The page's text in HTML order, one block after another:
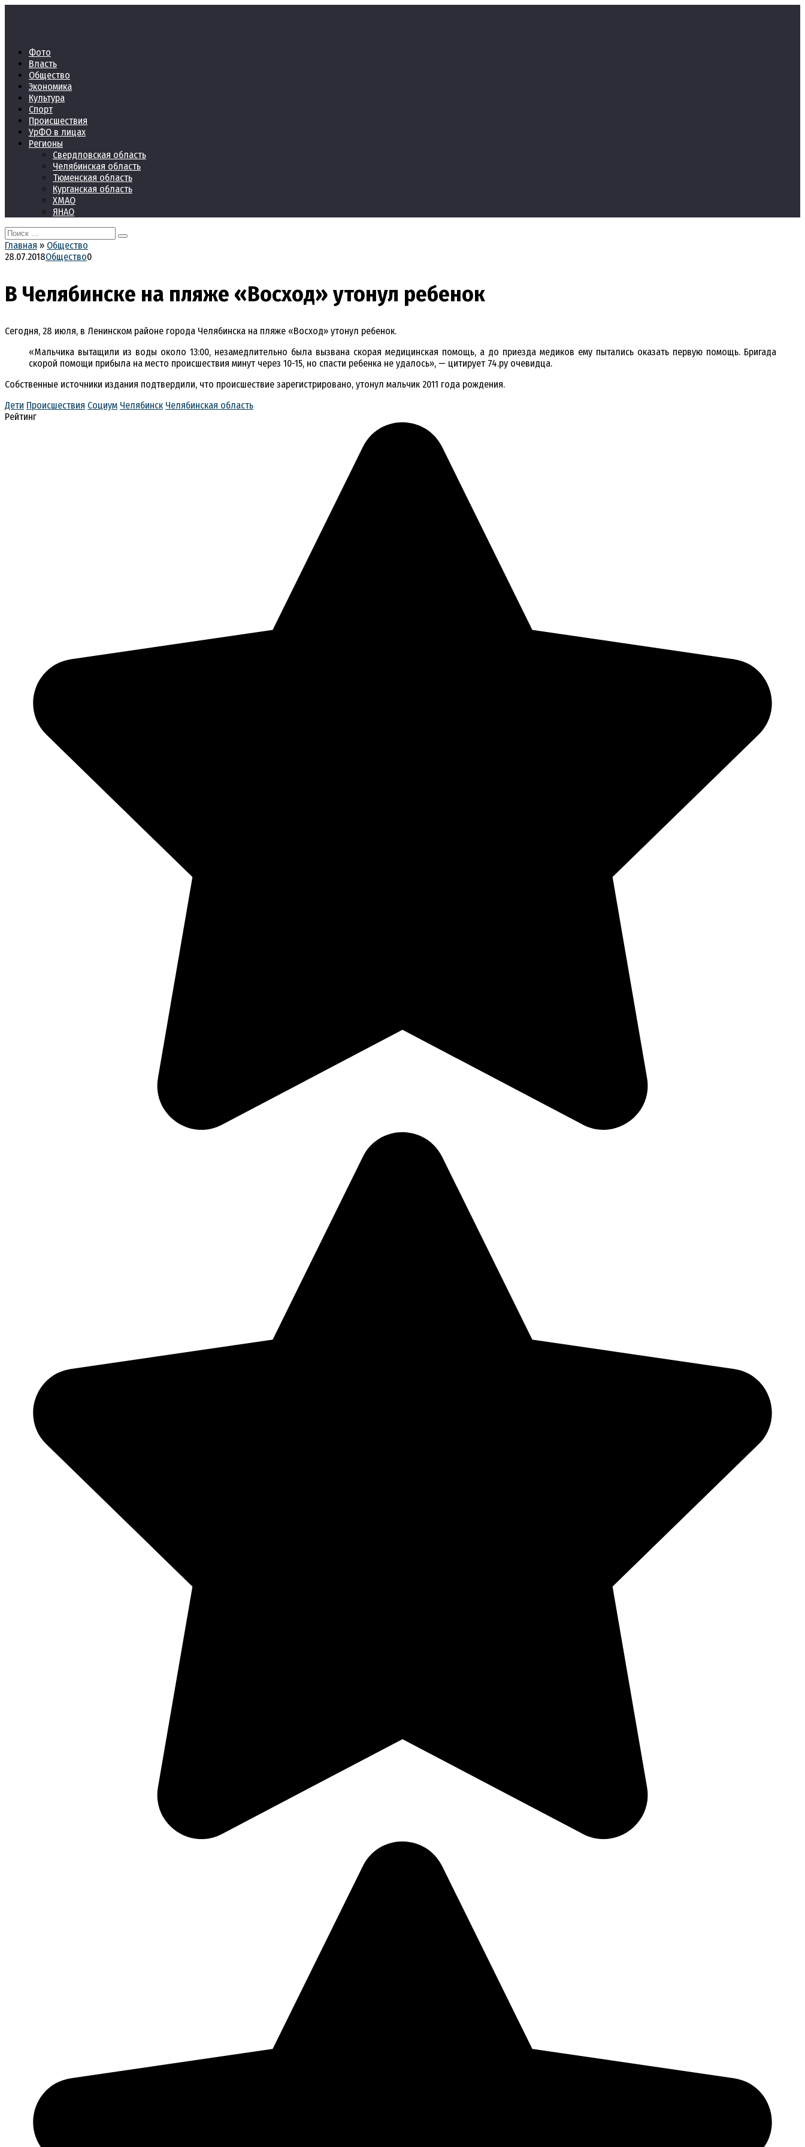
Фото
Власть
Общество
Экономика
Культура
Спорт
Происшествия
УрФО в лицах
Регионы
Свердловская область
Челябинская область
Тюменская область
Курганская область
ХМАО
ЯНАО
Search
for:
Главная » Общество
28.07.2018Общество0
В Челябинске на пляже «Восход» утонул ребенок
Сегодня, 28 июля, в Ленинском районе города Челябинска на пляже «Восход» утонул ребенок.
«Мальчика вытащили из воды около 13:00, незамедлительно была вызвана скорая медицинская помощь, а до приезда медиков ему пытались оказать первую помощь. Бригада
скорой помощи прибыла на место происшествия минут через 10-15, но спасти ребенка не удалось», — цитирует 74.ру очевидца.
Собственные источники издания подтвердили, что происшествие зарегистрировано, утонул мальчик 2011 года рождения.
Дети Происшествия Социум Челябинск Челябинская область
Рейтинг